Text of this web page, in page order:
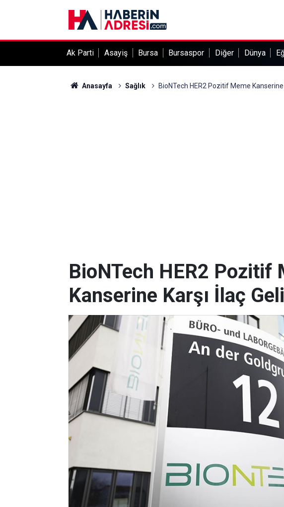
Ak Parti Asayiş Bursa Bursaspor Diğer Dünya
Anasayfa Sağlık BioNTech HER2 Pozitif Meme Kanserine
BioNTech HER2 Pozitif
Kanserine Karşı İlaç